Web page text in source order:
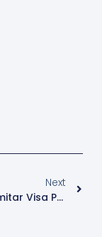
Next
Como Tramitar Visa Para Ir A Canada